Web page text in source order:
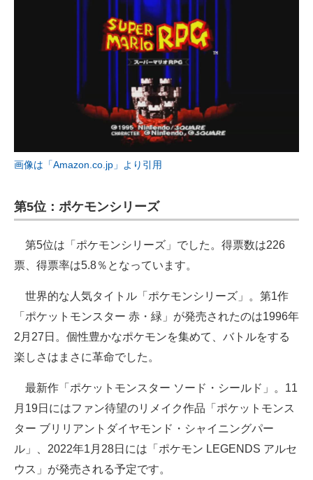
画像は「Amazon.co.jp」より引用
第5位：ポケモンシリーズ
第5位は「ポケモンシリーズ」でした。得票数は226
票、得票率は5.8％となっています。
世界的な人気タイトル「ポケモンシリーズ」。第1作
「ポケットモンスター 赤・緑」が発売されたのは1996年
2月27日。個性豊かなポケモンを集めて、バトルをする
楽しさはまさに革命でした。
最新作「ポケットモンスター ソード・シールド」。11
月19日にはファン待望のリメイク作品「ポケットモンス
ター ブリリアントダイヤモンド・シャイニングパー
ル」、2022年1月28日には「ポケモン LEGENDS アルセ
ウス」が発売される予定です。